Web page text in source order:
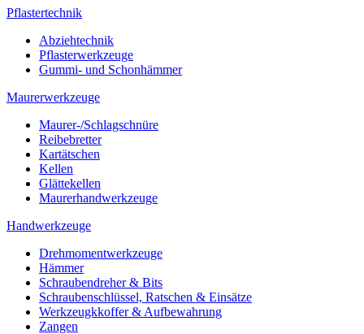
Pflastertechnik
Abziehtechnik
Pflasterwerkzeuge
Gummi- und Schonhämmer
Maurerwerkzeuge
Maurer-/Schlagschnüre
Reibebretter
Kartätschen
Kellen
Glättekellen
Maurerhandwerkzeuge
Handwerkzeuge
Drehmomentwerkzeuge
Hämmer
Schraubendreher & Bits
Schraubenschlüssel, Ratschen & Einsätze
Werkzeugkkoffer & Aufbewahrung
Zangen